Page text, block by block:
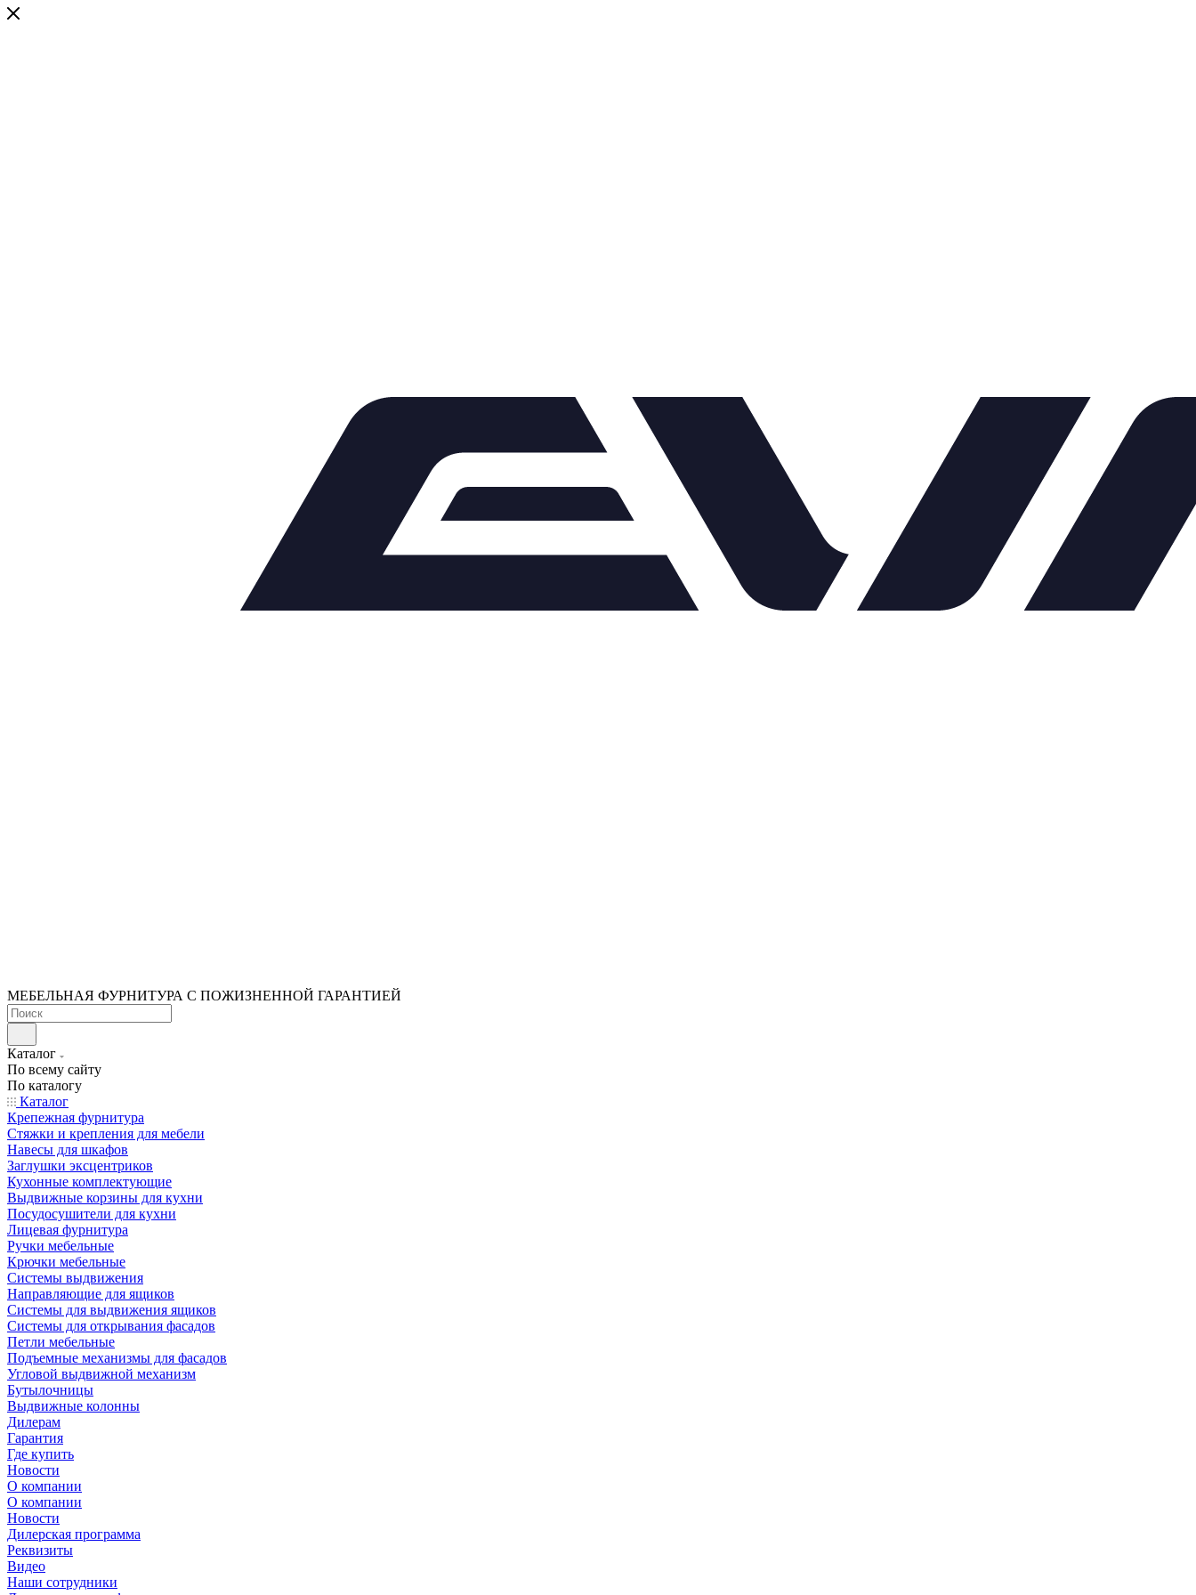
МЕБЕЛЬНАЯ ФУРНИТУРА С ПОЖИЗНЕННОЙ ГАРАНТИЕЙ
Каталог
По всему сайту
По каталогу
Каталог
Крепежная фурнитура
Стяжки и крепления для мебели
Навесы для шкафов
Заглушки эксцентриков
Кухонные комплектующие
Выдвижные корзины для кухни
Посудосушители для кухни
Лицевая фурнитура
Ручки мебельные
Крючки мебельные
Системы выдвижения
Направляющие для ящиков
Системы для выдвижения ящиков
Системы для открывания фасадов
Петли мебельные
Подъемные механизмы для фасадов
Угловой выдвижной механизм
Бутылочницы
Выдвижные колонны
Дилерам
Гарантия
Где купить
Новости
О компании
О компании
Новости
Дилерская программа
Реквизиты
Видео
Наши сотрудники